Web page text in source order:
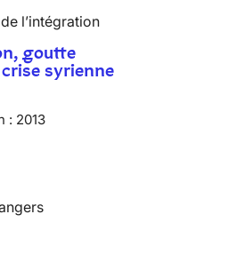
l’intégration
goutte
syrienne
: 2013